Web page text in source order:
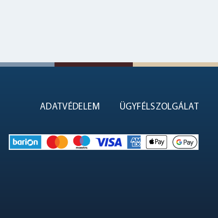
ADATVÉDELEM ÜGYFÉLSZOLGÁLAT